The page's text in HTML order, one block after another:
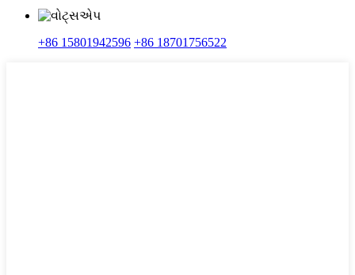
+86 15801942596 +86 18701756522